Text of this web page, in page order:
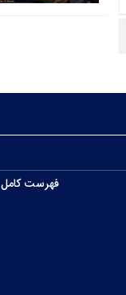
فهرست کامل